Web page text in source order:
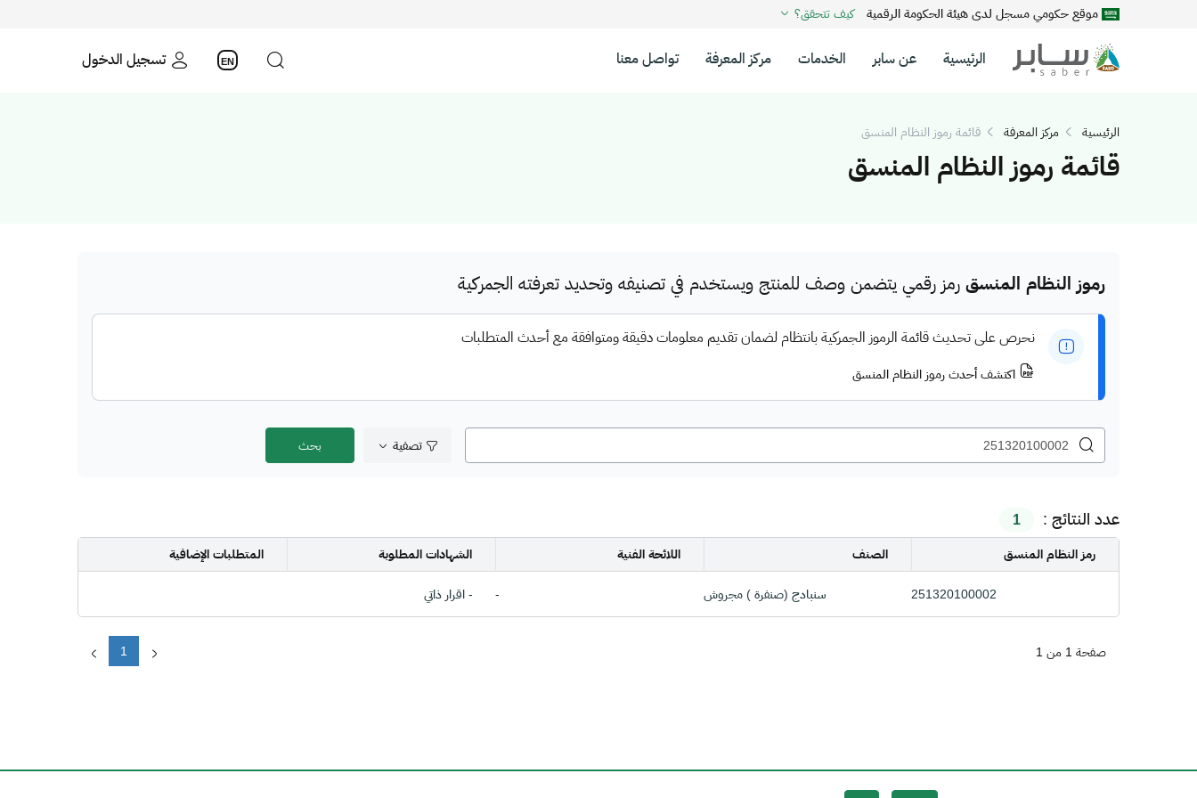
موقع حكومي مسجل لدى هيئة الحكومة الرقمية كيف تتحقق؟
الرئيسية عن سابر الخدمات مركز المعرفة تواصل معنا تسجيل الدخول EN
الرئيسية مركز المعرفة قائمة رموز النظام المنسق
قائمة رموز النظام المنسق
رموز النظام المنسق رمز رقمي يتضمن وصف للمنتج ويستخدم في تصنيفه وتحديد تعرفته الجمركية
نحرص على تحديث قائمة الرموز الجمركية بانتظام لضمان تقديم معلومات دقيقة ومتوافقة مع أحدث المتطلبات
اكتشف أحدث رموز النظام المنسق
تصفية
عدد النتائج : 1
رمز النظام المنسق الصنف اللائحة الفنية الشهادات المطلوبة المتطلبات الإضافية
251320100002 سنبادج (صنفرة ) مجروش - - اقرار ذاتي
1 صفحة 1 من 1